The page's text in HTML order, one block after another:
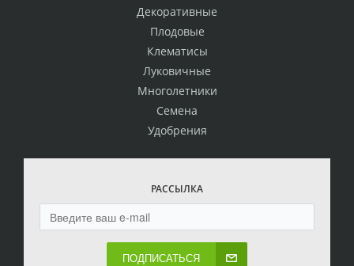
Декоративные
Плодовые
Клематисы
Луковичные
Многолетники
Семена
Удобрения
РАССЫЛКА
ПОДПИСАТЬСЯ